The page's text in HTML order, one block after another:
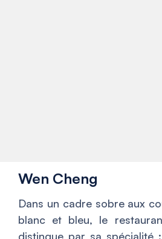
Wen Cheng
Dans un cadre sobre aux
blanc et bleu, le
distingue par sa spécialité